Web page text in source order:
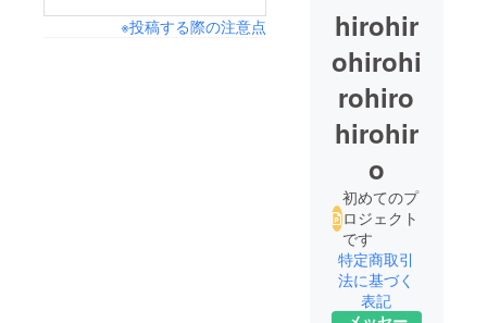
※投稿する際の注意点
hirohir
ohirohi
rohiro
hirohir
o
初めてのプ
ロジェクト
です
特定商取引
法に基づく
表記